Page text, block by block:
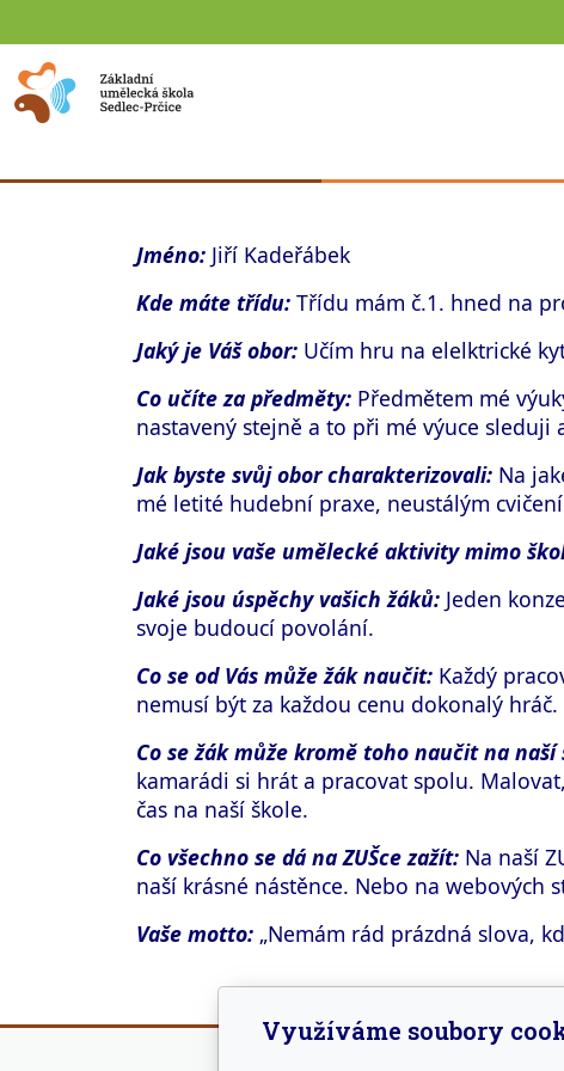
Jméno: Jiří Kadeřábek
Kde máte třídu: Třídu mám č.1. hned na
Jaký je Váš obor: Učím hru na elelktrické
Co učíte za předměty: Předmětem mé
nastavený stejně a to při mé výuce sleduji
Jak byste svůj obor charakterizovali: Na
mé letité hudební praxe, neustálým
Jaké jsou vaše umělecké aktivity mimo
Jaké jsou úspěchy vašich žáků: Jeden
svoje budoucí povolání.
Co se od Vás může žák naučit: Každý
nemusí být za každou cenu dokonalý
Co se žák může kromě toho naučit na naší
kamarádi si hrát a pracovat spolu.
čas na naší škole.
Co všechno se dá na ZUŠce zažít: Na naší
naší krásné nástěnce. Nebo na webových
Vaše motto: „Nemám rád prázdná slova,
Využíváme soubory